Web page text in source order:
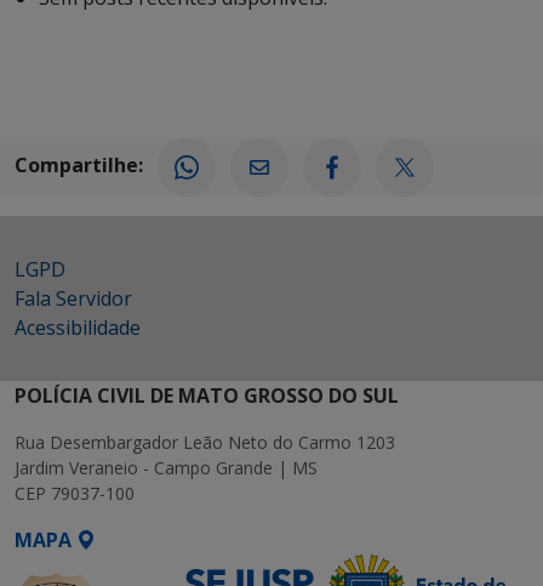
Compartilhe:
LGPD
Fala Servidor
Acessibilidade
POLÍCIA CIVIL DE MATO GROSSO DO SUL
Rua Desembargador Leão Neto do Carmo 1203
Jardim Veraneio - Campo Grande | MS
CEP 79037-100
MAPA